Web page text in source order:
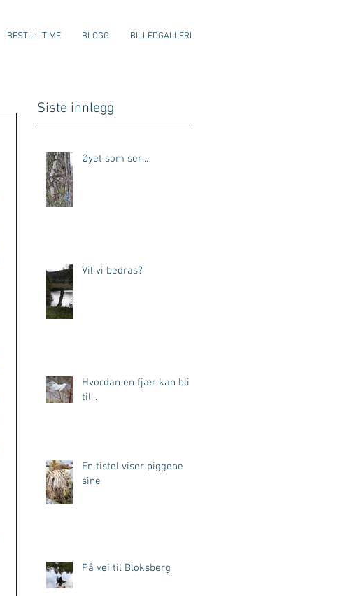
BESTILL TIME BLOGG BILLEDGALLERI
Siste innlegg
Øyet som ser...
Vil vi bedras?
Hvordan en fjær kan bli
til...
En tistel viser piggene
sine
På vei til Bloksberg